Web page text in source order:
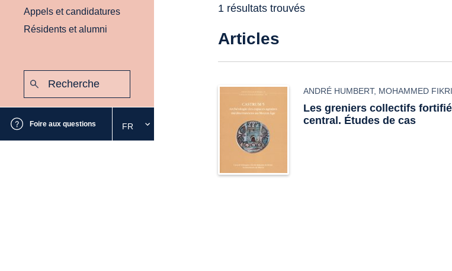
Appels et candidatures
Résidents et alumni
Foire aux questions
Sélectionnez
la
FR
1 résultats trouvés
Articles
ANDRÉ HUMBERT, MOHAMMED FIKRI
Les greniers collectifs
central. Études de cas